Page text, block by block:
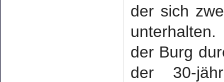
der sich
der Burg
der 30-